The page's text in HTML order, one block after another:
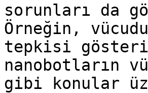
sorunları da
Örneğin,
tepkisi
nanobotların
gibi konular